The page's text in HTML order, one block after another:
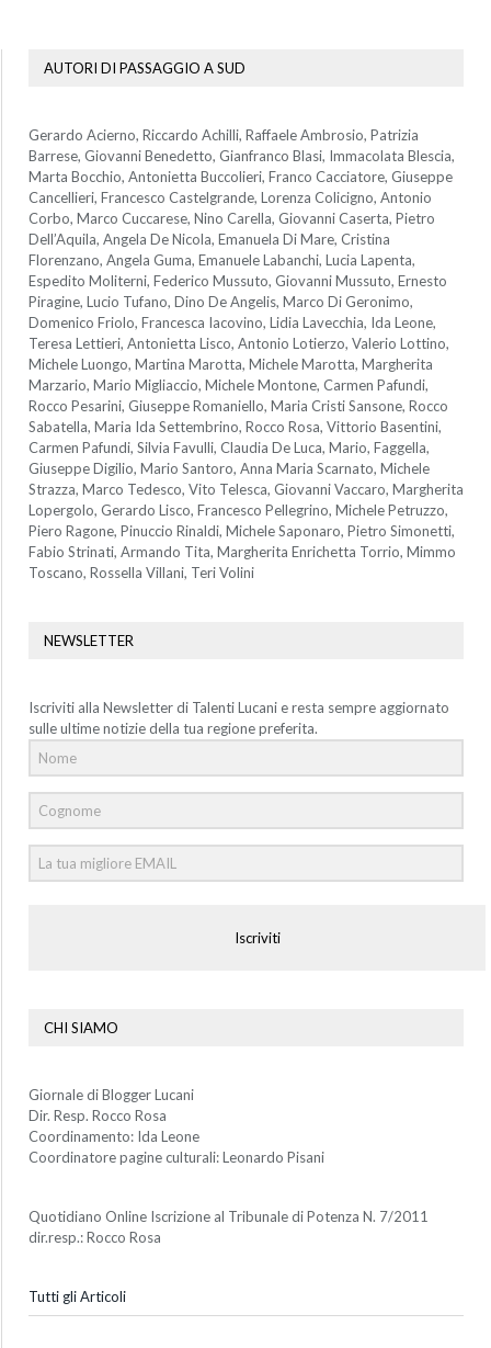
AUTORI DI PASSAGGIO A SUD
Gerardo Acierno, Riccardo Achilli, Raffaele Ambrosio, Patrizia
Barrese, Giovanni Benedetto, Gianfranco Blasi, Immacolata Blescia,
Marta Bocchio, Antonietta Buccolieri, Franco Cacciatore, Giuseppe
Cancellieri, Francesco Castelgrande, Lorenza Colicigno, Antonio
Corbo, Marco Cuccarese, Nino Carella, Giovanni Caserta, Pietro
Dell’Aquila, Angela De Nicola, Emanuela Di Mare, Cristina
Florenzano, Angela Guma, Emanuele Labanchi, Lucia Lapenta,
Espedito Moliterni, Federico Mussuto, Giovanni Mussuto, Ernesto
Piragine, Lucio Tufano, Dino De Angelis, Marco Di Geronimo,
Domenico Friolo, Francesca Iacovino, Lidia Lavecchia, Ida Leone,
Teresa Lettieri, Antonietta Lisco, Antonio Lotierzo, Valerio Lottino,
Michele Luongo, Martina Marotta, Michele Marotta, Margherita
Marzario, Mario Migliaccio, Michele Montone, Carmen Pafundi,
Rocco Pesarini, Giuseppe Romaniello, Maria Cristi Sansone, Rocco
Sabatella, Maria Ida Settembrino, Rocco Rosa, Vittorio Basentini,
Carmen Pafundi, Silvia Favulli, Claudia De Luca, Mario, Faggella,
Giuseppe Digilio, Mario Santoro, Anna Maria Scarnato, Michele
Strazza, Marco Tedesco, Vito Telesca, Giovanni Vaccaro, Margherita
Lopergolo, Gerardo Lisco, Francesco Pellegrino, Michele Petruzzo,
Piero Ragone, Pinuccio Rinaldi, Michele Saponaro, Pietro Simonetti,
Fabio Strinati, Armando Tita, Margherita Enrichetta Torrio, Mimmo
Toscano, Rossella Villani, Teri Volini
NEWSLETTER
Iscriviti alla Newsletter di Talenti Lucani e resta sempre aggiornato
sulle ultime notizie della tua regione preferita.
Iscriviti
CHI SIAMO
Giornale di Blogger Lucani
Dir. Resp. Rocco Rosa
Coordinamento: Ida Leone
Coordinatore pagine culturali: Leonardo Pisani
Quotidiano Online Iscrizione al Tribunale di Potenza N. 7/2011
dir.resp.: Rocco Rosa
Tutti gli Articoli